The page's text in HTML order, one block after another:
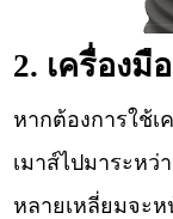
2. เครื่องมื
หากต้องการใช้
เมาส์ไปมาระหว่
หลายเหลี่ยมจะ